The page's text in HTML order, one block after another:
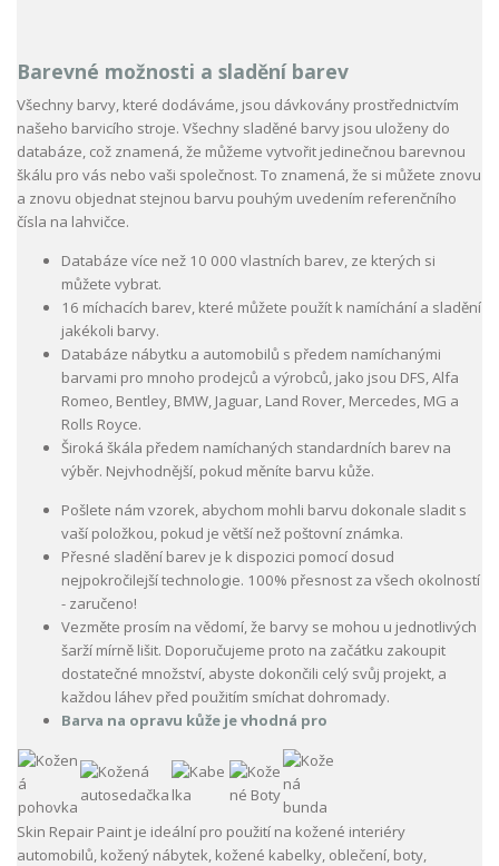
Barevné možnosti a sladění barev
Všechny barvy, které dodáváme, jsou dávkovány prostřednictvím
našeho barvicího stroje. Všechny sladěné barvy jsou uloženy do
databáze, což znamená, že můžeme vytvořit jedinečnou barevnou
škálu pro vás nebo vaši společnost. To znamená, že si můžete znovu
a znovu objednat stejnou barvu pouhým uvedením referenčního
čísla na lahvičce.
Databáze více než 10 000 vlastních barev, ze kterých si
můžete vybrat.
16 míchacích barev, které můžete použít k namíchání a sladění
jakékoli barvy.
Databáze nábytku a automobilů s předem namíchanými
barvami pro mnoho prodejců a výrobců, jako jsou DFS, Alfa
Romeo, Bentley, BMW, Jaguar, Land Rover, Mercedes, MG a
Rolls Royce.
Široká škála předem namíchaných standardních barev na
výběr. Nejvhodnější, pokud měníte barvu kůže.
Pošlete nám vzorek, abychom mohli barvu dokonale sladit s
vaší položkou, pokud je větší než poštovní známka.
Přesné sladění barev je k dispozici pomocí dosud
nejpokročilejší technologie. 100% přesnost za všech okolností
- zaručeno!
Vezměte prosím na vědomí, že barvy se mohou u jednotlivých
šarží mírně lišit. Doporučujeme proto na začátku zakoupit
dostatečné množství, abyste dokončili celý svůj projekt, a
každou láhev před použitím smíchat dohromady.
Barva na opravu kůže je vhodná pro
Skin Repair Paint je ideální pro použití na kožené interiéry
automobilů, kožený nábytek, kožené kabelky, oblečení, boty,